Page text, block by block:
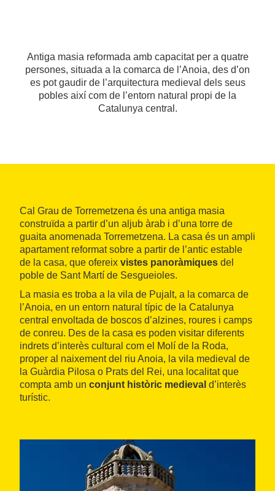
Antiga masia reformada amb capacitat per a quatre
persones, situada a la comarca de l’Anoia, des d’on
es pot gaudir de l’arquitectura medieval dels seus
pobles així com de l’entorn natural propi de la
Catalunya central.
Cal Grau de Torremetzena és una antiga masia
construïda a partir d’un aljub àrab i d’una torre de
guaita anomenada Torremetzena. La casa és un ampli
apartament reformat sobre a partir de l’antic estable
de la casa, que ofereix vistes panoràmiques del
poble de Sant Martí de Sesgueioles.
La masia es troba a la vila de Pujalt, a la comarca de
l’Anoia, en un entorn natural típic de la Catalunya
central envoltada de boscos d’alzines, roures i camps
de conreu. Des de la casa es poden visitar diferents
indrets d’interès cultural com el Molí de la Roda,
proper al naixement del riu Anoia, la vila medieval de
la Guàrdia Pilosa o Prats del Rei, una localitat que
compta amb un conjunt històric medieval d’interès
turístic.